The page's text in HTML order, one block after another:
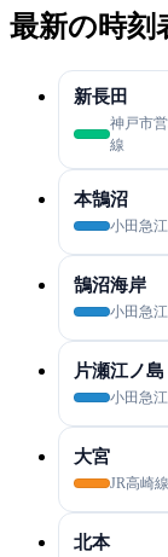
最新の時刻
新長田
神戸市
線
本鵠沼
小田急
鵠沼海岸
小田急
片瀬江ノ島
小田急
大宮
JR高崎線
北本